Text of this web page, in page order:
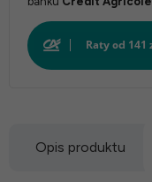
Opis produktu